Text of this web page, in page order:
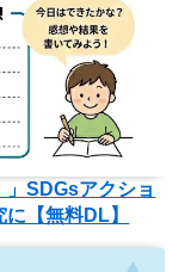
」SDGsアクショ
【無料DL】